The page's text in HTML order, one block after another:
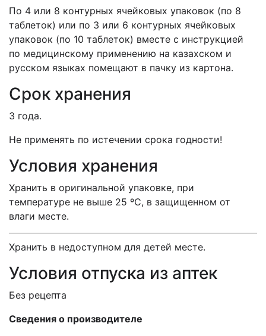
По 4 или 8 контурных ячейковых упаковок (по 8
таблеток) или по 3 или 6 контурных ячейковых
упаковок (по 10 таблеток) вместе с инструкцией
по медицинскому применению на казахском и
русском языках помещают в пачку из картона.
Срок хранения
3 года.
Не применять по истечении срока годности!
Условия хранения
Хранить в оригинальной упаковке, при
температуре не выше 25 ºС, в защищенном от
влаги месте.
Хранить в недоступном для детей месте.
Условия отпуска из аптек
Без рецепта
Сведения о производителе